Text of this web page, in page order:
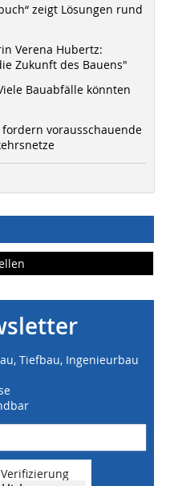
zeigt Lösungen rund
Verena Hubertz:
Zukunft des Bauens"
Bauabfälle könnten
vorausschauende
Tiefbau, Ingenieurbau